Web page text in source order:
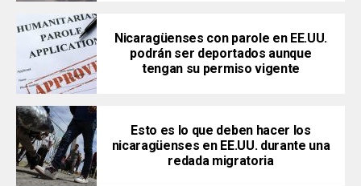
Nicaragüenses con parole en EE.UU.
podrán ser deportados aunque
tengan su permiso vigente
Esto es lo que deben hacer los
nicaragüenses en EE.UU. durante una
redada migratoria